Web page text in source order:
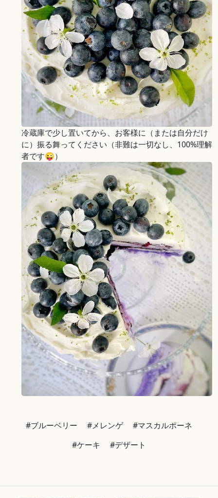
冷蔵庫で少し置いてから、お客様に（または自分だけ
に）振る舞ってください（非難は一切なし、100%理解
者です😜）
#ブルーベリー #メレンゲ
#マスカルポーネ
#ケーキ
#デザート